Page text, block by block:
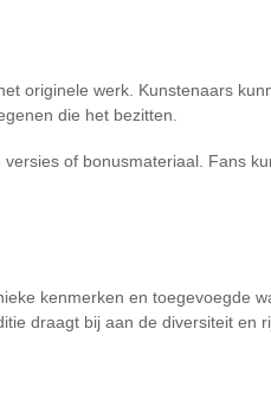
originele werk. Kunstenaars
die het bezitten.
of bonusmateriaal. Fans
kenmerken en toegevoegde
draagt bij aan de diversiteit en